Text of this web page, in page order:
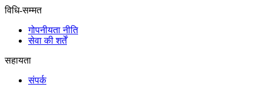
विधि-सम्‍मत
गोपनीयता नीति
सेवा की शर्तें
सहायता
संपर्क